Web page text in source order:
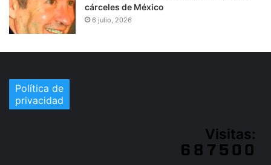
cárceles de México
6 julio, 2026
Política de
privacidad
Visitas: